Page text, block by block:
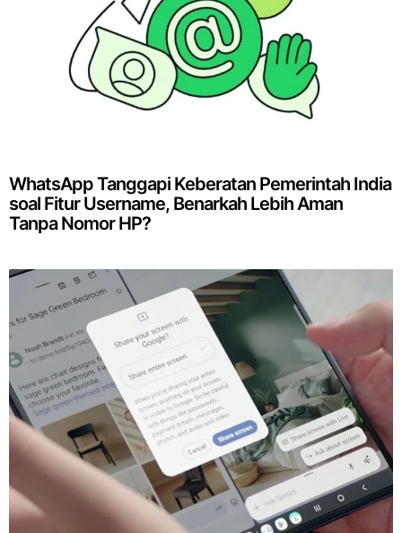
WhatsApp Tanggapi Keberatan Pemerintah India
soal Fitur Username, Benarkah Lebih Aman
Tanpa Nomor HP?